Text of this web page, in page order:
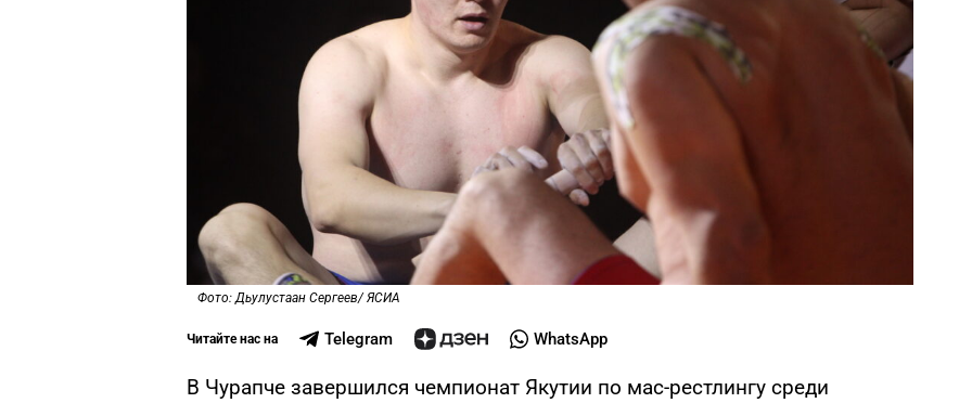
Фото: Дьулустаан Сергеев/ ЯСИА
Читайте нас на Telegram WhatsApp
В Чурапче завершился чемпионат Якутии по мас-рестлингу среди